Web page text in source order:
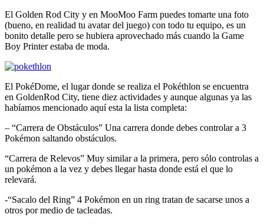
El Golden Rod City y en MooMoo Farm puedes tomarte una foto
(bueno, en realidad tu avatar del juego) con todo tu equipo, es un
bonito detalle pero se hubiera aprovechado más cuando la Game
Boy Printer estaba de moda.
El PokéDome, el lugar donde se realiza el Pokéthlon se encuentra
en GoldenRod City, tiene diez actividades y aunque algunas ya las
habíamos mencionado aquí esta la lista completa:
– “Carrera de Obstáculos” Una carrera donde debes controlar a 3
Pokémon saltando obstáculos.
“Carrera de Relevos” Muy similar a la primera, pero sólo controlas a
un pokémon a la vez y debes llegar hasta donde está el que lo
relevará.
-“Sacalo del Ring” 4 Pokémon en un ring tratan de sacarse unos a
otros por medio de tacleadas.